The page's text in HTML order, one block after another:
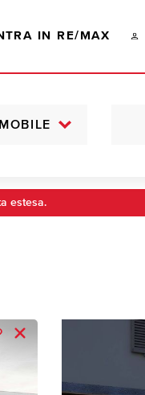
IN RE/MAX
estesa.